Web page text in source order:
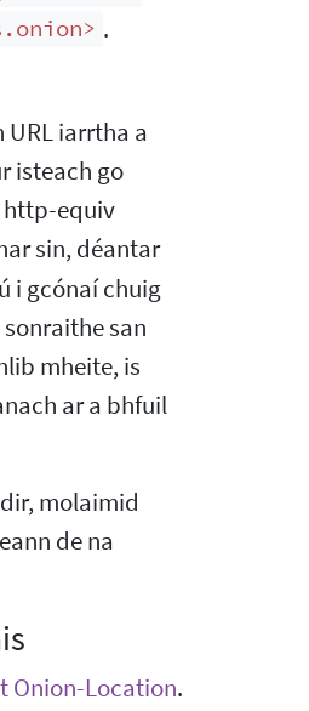
.
URL iarrtha a
isteach go
equiv
sin, déantar
i gcónaí chuig
san
mheite, is
ar a bhfuil
molaimid
de na
Onion-Location.